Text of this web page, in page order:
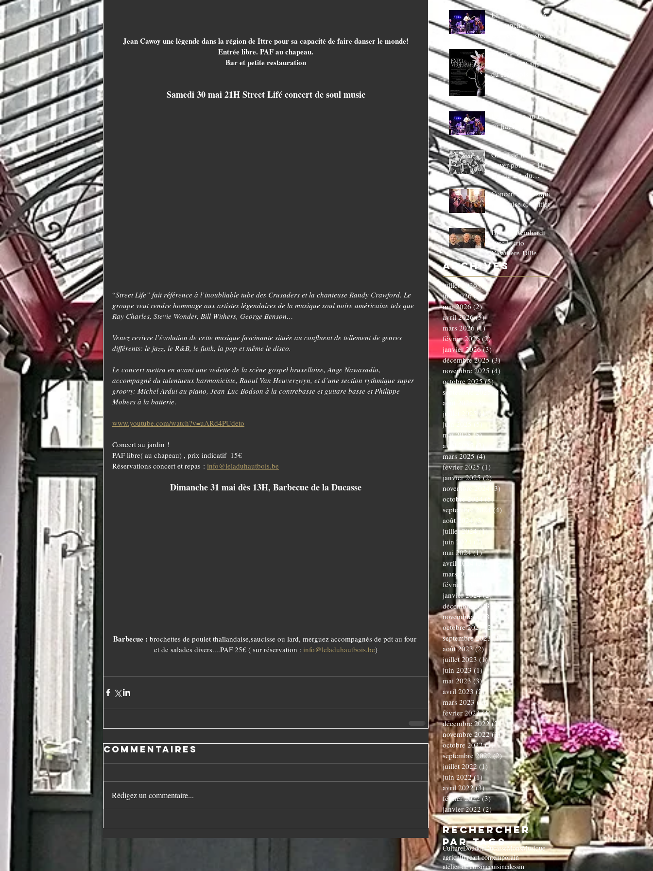
Jean Cawoy une légende dans la région de Ittre pour sa capacité de faire danser le monde!
Entrée libre. PAF au chapeau.
Bar et petite restauration
Samedi 30 mai 21H Street Lifé concert de soul music
“Street Life” fait référence à l’inoubliable tube des Crusaders et la chanteuse Randy Crawford. Le
groupe veut rendre hommage aux artistes légendaires de la musique soul noire américaine tels que
Ray Charles, Stevie Wonder, Bill Withers, George Benson…
Venez revivre l’évolution de cette musique fascinante située au confluent de tellement de genres
différents: le jazz, le R&B, le funk, la pop et même le disco.
Le concert mettra en avant une vedette de la scène gospel bruxelloise, Ange Nawasadio,
accompagné du talentueux harmoniciste, Raoul Van Heuverzwyn, et d’une section rythmique super
groovy: Michel Ardui au piano, Jean-Luc Bodson à la contrebasse et guitare basse et Philippe
Mobers à la batterie.
www.youtube.com/watch?v=uARd4PUdeto
Concert au jardin !
PAF libre( au chapeau) , prix indicatif  15€
Réservations concert et repas : info@leladuhautbois.be
Dimanche 31 mai dès 13H, Barbecue de la Ducasse
Barbecue : brochettes de poulet thaïlandaise,saucisse ou lard, merguez accompagnés de pdt au four
et de salades divers....PAF 25€ ( sur réservation : info@leladuhautbois.be)
Commentaires
Rédigez un commentaire...
La Ducasse au LA
:Dimanche piano
Bar AVec bapiste
coppens
Expo « Végetale »
pour Les 10 ans LA
du Hautbois
La Ducasse au LA
du hautbois
Gaspésie french
Cover pour les 10
ans du LA du
Hautbois
Concert de musique
Irlandaise et Celtique
Django Reinhardt
avec le trio
Cavaliere-Dille-
Dardenne!!!!!!C'EST
COMPLET!!!!
Archives
juillet 2026 (1)1 post
juin 2026 (3)3 posts
mai 2026 (2)2 posts
avril 2026 (5)5 posts
mars 2026 (1)1 post
février 2026 (2)2 posts
janvier 2026 (3)3 posts
décembre 2025 (3)3 posts
novembre 2025 (4) 4 posts
octobre 2025 (5)5 posts
septembre 2025
(1)1 post
août 2025
3 posts
juillet 2025 (1)
1 post
juin 2025
(5) 5 posts
mai 2025 (5)5 posts
avril 2025
3 posts
mars 2025 (4)4 posts
février 2025 (1)
janvier 2025 (2)2 posts
novembre 2024 (3) 3 posts
octobre 2024 (5)5 posts
septembre 2024 (4) 4 posts
août 2024 (3) 3 posts
juillet 2024 (1)1 post
juin 2024 (2) 2 posts
mai 2024 (1)1 post
avril 2024 (3)3 posts
mars 2024
février 2024
janvier 2024 (2)2 posts
décembre 2023 (1)
1 post
novembre 2023
(6)
6 posts
octobre 2023 (2)2 posts
septembre 2023 (1)
août 2023 (2)2 posts
juillet 2023 (1)1 post
juin 2023 (1)1 post
mai 2023 (3)3 posts
avril 2023 (2)2 posts
mars 2023 (1)1 post
février 2023 (4)4 posts
décembre 2022 (2)2 posts
novembre 2022 (3)3 posts
octobre 2022 (3)3 posts
septembre 2022 (2)2 posts
juillet 2022 (1) 1 post
juin 2022 (1)1 post
avril 2022 (3)3 posts
février 2022 (3)3 posts
janvier 2022 (2)2 posts
Rechercher
par Tags
CultureDoudouDucasseMonsMusique
agricultureart contemporain
atelier de cuisinecuisinedessin